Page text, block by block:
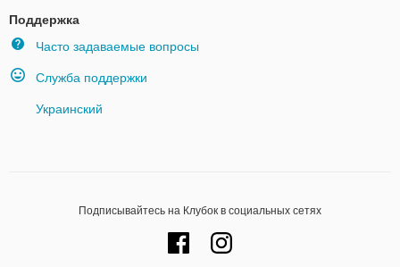
Поддержка
Часто задаваемые вопросы
Служба поддержки
Украинский
Подписывайтесь на Клубок в социальных сетях